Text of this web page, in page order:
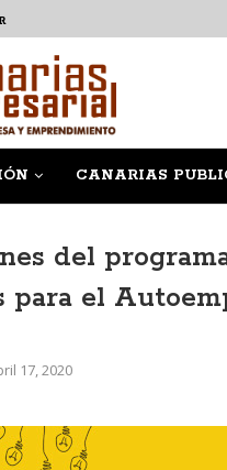
CANARIAS
del
para el
17, 2020